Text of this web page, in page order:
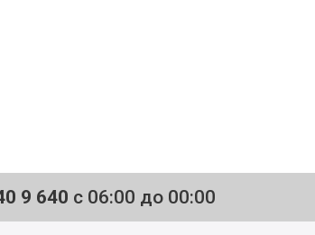
9 640 с 06:00 до 00:00